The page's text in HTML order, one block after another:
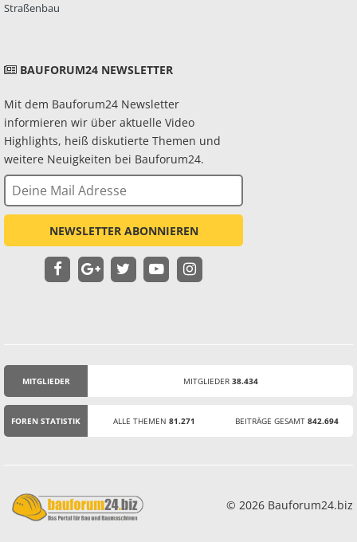
Straßenbau
BAUFORUM24 NEWSLETTER
Mit dem Bauforum24 Newsletter
informieren wir über aktuelle Video
Highlights, heiß diskutierte Themen und
weitere Neuigkeiten bei Bauforum24.
NEWSLETTER ABONNIEREN
MITGLIEDER MITGLIEDER 38.434
FOREN STATISTIK ALLE THEMEN 81.271 BEITRÄGE GESAMT 842.694
© 2026 Bauforum24.biz